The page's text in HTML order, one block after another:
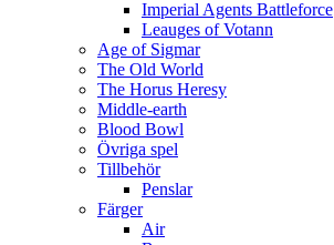
Imperial Agents Battleforce
Leauges of Votann
Age of Sigmar
The Old World
The Horus Heresy
Middle-earth
Blood Bowl
Övriga spel
Tillbehör
Penslar
Färger
Air